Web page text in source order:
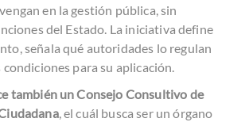
en la gestión pública, sin
del Estado. La iniciativa define
señala qué autoridades lo regulan
condiciones para su aplicación.
también un Consejo Consultivo de
, el cuál busca ser un órgano